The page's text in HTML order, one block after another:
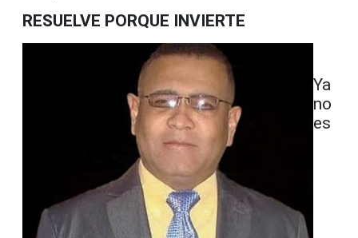
RESUELVE PORQUE INVIERTE
Ya
no
es